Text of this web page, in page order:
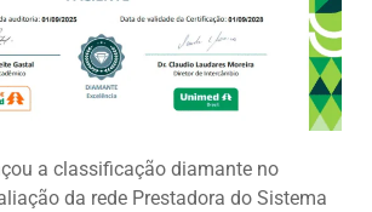
a classificação diamante no
da rede Prestadora do Sistema